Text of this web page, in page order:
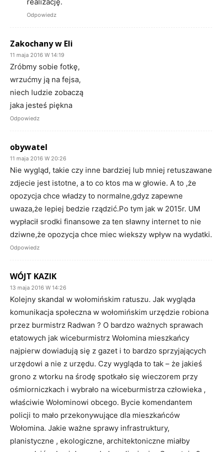
Odpowiedz
Zakochany w Eli
11 maja 2016 W 14:19
Zróbmy sobie fotkę,
wrzućmy ją na fejsa,
niech ludzie zobaczą
jaka jesteś piękna
Odpowiedz
obywatel
11 maja 2016 W 20:26
Nie wygląd, takie czy inne bardziej lub mniej retuszawane
zdjecie jest istotne, a to co ktos ma w głowie. A to ,że
opozycja chce władzy to normalne,gdyz zapewne
uwaza,że lepiej bedzie rządzić.Po tym jak w 2015r. UM
wypłacił srodki finansowe za ten sławny internet to nie
dziwne,że opozycja chce miec wiekszy wpływ na wydatki.
Odpowiedz
WÓJT KAZIK
13 maja 2016 W 14:26
Kolejny skandal w wołomińskim ratuszu. Jak wygląda
komunikacja społeczna w wołomińskim urzędzie robiona
przez burmistrz Radwan ? O bardzo ważnych sprawach
etatowych jak wiceburmistrz Wołomina mieszkańcy
najpierw dowiadują się z gazet i to bardzo sprzyjających
urzędowi a nie z urzędu. Czy wygląda to tak – że jakieś
grono z wtorku na środę spotkało się wieczorem przy
ośmiorniczkach i wybrało na wiceburmistrza człowieka ,
właściwie Wołominowi obcego. Bycie komendantem
policji to mało przekonywujące dla mieszkańców
Wołomina. Jakie ważne sprawy infrastruktury,
planistyczne , ekologiczne, architektoniczne miałby